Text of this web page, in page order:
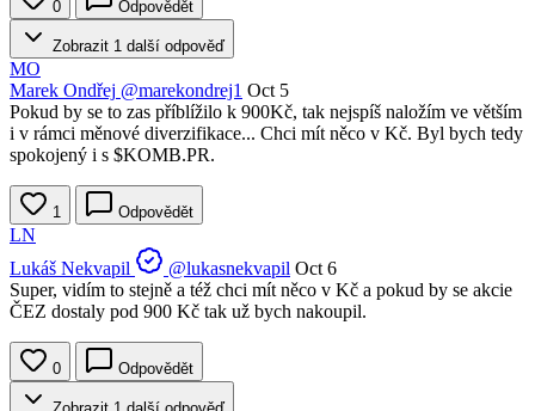
0 Odpovědět
Zobrazit 1 další odpověď
MO
Marek Ondřej @marekondrej1 Oct 5
Pokud by se to zas příblížilo k 900Kč, tak nejspíš naložím ve větším
i v rámci měnové diverzifikace... Chci mít něco v Kč. Byl bych tedy
spokojený i s $KOMB.PR.
1 Odpovědět
LN
Lukáš Nekvapil
@lukasnekvapil Oct 6
Super, vidím to stejně a též chci mít něco v Kč a pokud by se akcie
ČEZ dostaly pod 900 Kč tak už bych nakoupil.
0 Odpovědět